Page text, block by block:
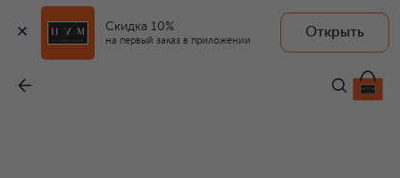
Скидка 10%
на первый заказ в приложении
Открыть
20 500 ₽